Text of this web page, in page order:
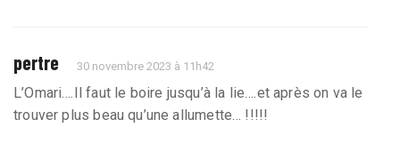
pertre 30 novembre 2023 à 11h42
L’Omari….Il faut le boire jusqu’à la lie….et après on va le
trouver plus beau qu’une allumette… !!!!!